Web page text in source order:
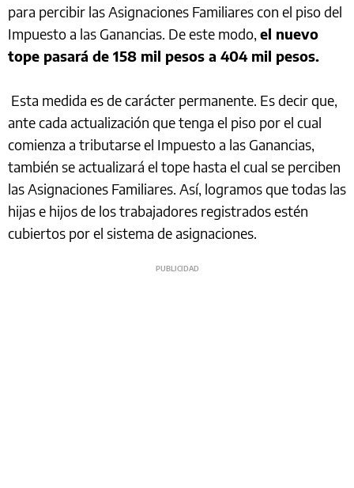
para percibir las Asignaciones Familiares con el piso del
Impuesto a las Ganancias. De este modo, el nuevo
tope pasará de 158 mil pesos a 404 mil pesos.
Esta medida es de carácter permanente. Es decir que,
ante cada actualización que tenga el piso por el cual
comienza a tributarse el Impuesto a las Ganancias,
también se actualizará el tope hasta el cual se perciben
las Asignaciones Familiares. Así, logramos que todas las
hijas e hijos de los trabajadores registrados estén
cubiertos por el sistema de asignaciones.